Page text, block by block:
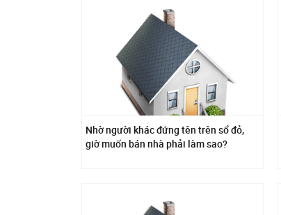
Nhờ người khác đứng tên trên sổ đỏ,
giờ muốn bán nhà phải làm sao?